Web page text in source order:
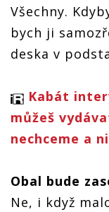
Všechny.
bych ji
deska v
Kabát
můžeš
nechceme a
Obal bude
Ne, i když